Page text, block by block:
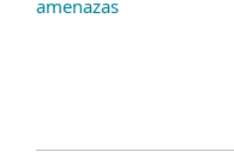
amenazas